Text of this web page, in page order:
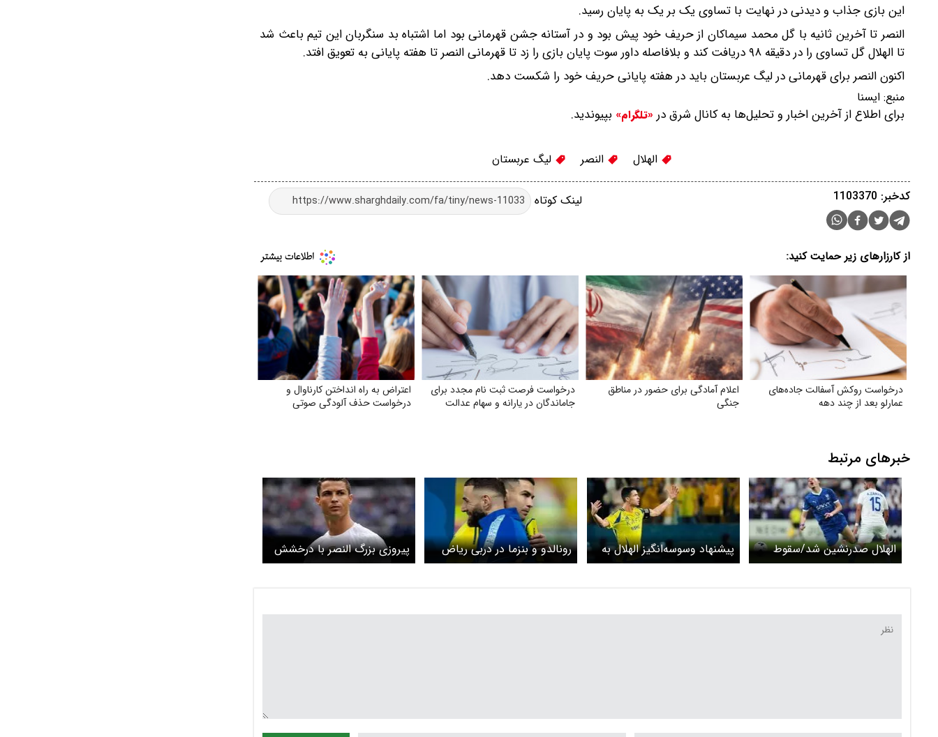
این بازی جذاب و دیدنی در نهایت با تساوی یک بر یک به پایان رسید.
النصر تا آخرین ثانیه با گل محمد سیماکان از حریف خود پیش بود و در آستانه جشن قهرمانی بود اما اشتباه بد سنگربان این تیم باعث شد
تا الهلال گل تساوی را در دقیقه ۹۸ دریافت کند و بلافاصله داور سوت پایان بازی را زد تا قهرمانی النصر تا هفته پایانی به تعویق افتد.
اکنون النصر برای قهرمانی در لیگ عربستان باید در هفته پایانی حریف خود را شکست دهد.
منبع: ايسنا
برای اطلاع از آخرین اخبار و تحلیل‌ها به کانال شرق در «تلگرام» بپیوندید.
الهلال النصر لیگ عربستان
لینک کوتاه کدخبر: 1103370
از کارزارهای زیر حمایت کنید:
درخواست روکش آسفالت جاده‌های
عمارلو بعد از چند دهه
اعلام آمادگی برای حضور در مناطق
جنگی
درخواست فرصت ثبت‌ نام مجدد برای
جاماندگان در یارانه و سهام عدالت
اعتراض به راه انداختن کارناوال و
درخواست حذف آلودگی صوتی
خبرهای مرتبط
الهلال صدرنشین شد/سقوط
النصر
پیشنهاد وسوسه‌انگیز الهلال به
رونالدو
رونالدو و بنزما در دربی ریاض
پیروزی بزرگ النصر با درخشش
ستاره پرتغالی